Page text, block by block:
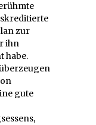
zur
ihn
habe.
gute